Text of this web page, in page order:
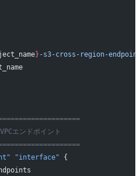
} -s3-cross-region-
エンドポイント
"interface" {